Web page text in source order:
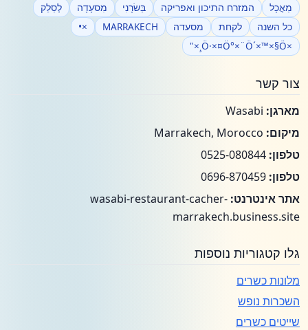
מַאֲכָל המזרח התיכון ואפריקה בַּשׂרָנִי מִסעָדָה
לְסַלֵק
כל השנה
לקחת מסעדה MARRAKECH
×•
×Ö·×¤Ö°×¨Ö´×™×§Ö¸×"
צור קשר
מארגן:
מיקום:
טלפון:
טלפון:
אתר אינטרנט: wasabi-restaurant-cacher-
marrakech.business.site
גלו קטגוריות נוספות
מלונות כשרים
השכרות נופש
שייטים כשרים